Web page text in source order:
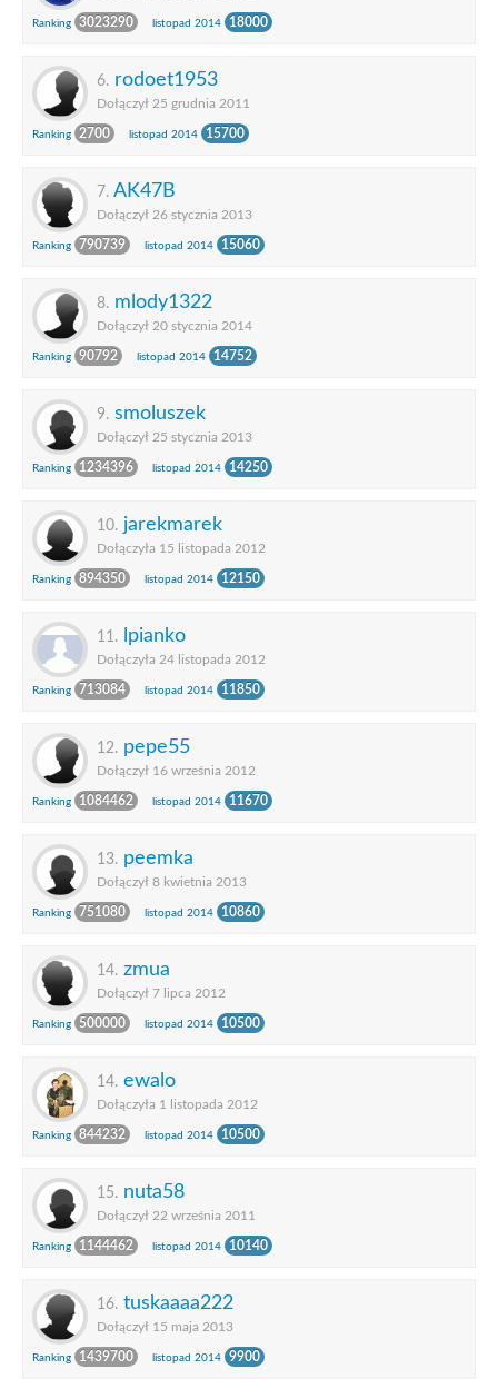
Ranking 3023290 listopad 2014 18000
6. rodoet1953
Dołączył 25 grudnia 2011
Ranking 2700 listopad 2014 15700
7. AK47B
Dołączył 26 stycznia 2013
Ranking 790739 listopad 2014 15060
8. mlody1322
Dołączył 20 stycznia 2014
Ranking 90792 listopad 2014 14752
9. smoluszek
Dołączył 25 stycznia 2013
Ranking 1234396 listopad 2014 14250
10. jarekmarek
Dołączyła 15 listopada 2012
Ranking 894350 listopad 2014 12150
11. lpianko
Dołączyła 24 listopada 2012
Ranking 713084 listopad 2014 11850
12. pepe55
Dołączył 16 września 2012
Ranking 1084462 listopad 2014 11670
13. peemka
Dołączył 8 kwietnia 2013
Ranking 751080 listopad 2014 10860
14. zmua
Dołączył 7 lipca 2012
Ranking 500000 listopad 2014 10500
14. ewalo
Dołączyła 1 listopada 2012
Ranking 844232 listopad 2014 10500
15. nuta58
Dołączył 22 września 2011
Ranking 1144462 listopad 2014 10140
16. tuskaaaa222
Dołączył 15 maja 2013
Ranking 1439700 listopad 2014 9900